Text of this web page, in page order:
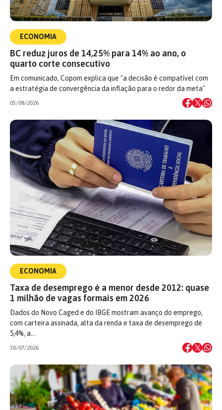
ECONOMIA
BC reduz juros de 14,25% para 14% ao ano, o
quarto corte consecutivo
Em comunicado, Copom explica que "a decisão é compatível com
a estratégia de convergência da inflação para o redor da meta"
05/08/2026
ECONOMIA
Taxa de desemprego é a menor desde 2012: quase
1 milhão de vagas formais em 2026
Dados do Novo Caged e do IBGE mostram avanço do emprego,
com carteira assinada, alta da renda e taxa de desemprego de
5,4%, a…
30/07/2026